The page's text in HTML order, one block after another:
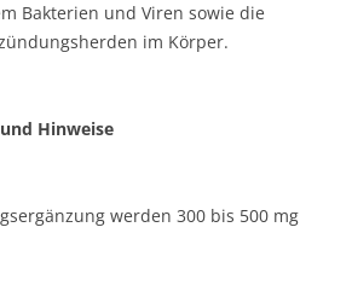
Bakterien und Viren sowie die
im Körper.
Hinweise
werden 300 bis 500 mg